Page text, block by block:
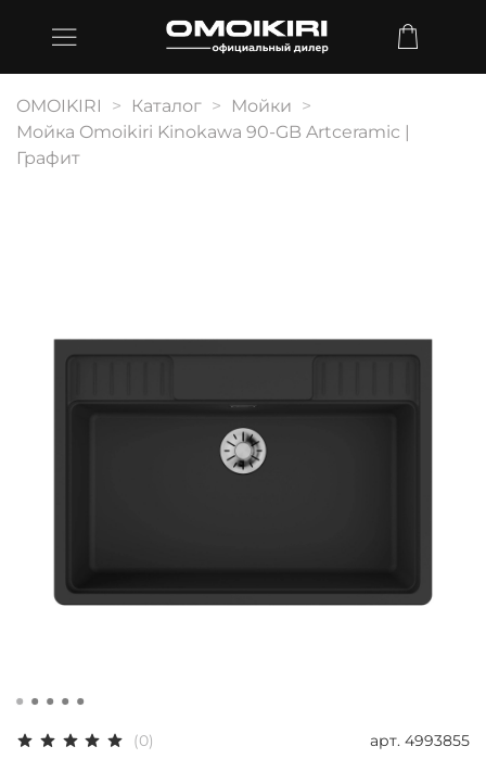
OMOIKIRI Каталог
Мойки
Мойка Omoikiri Kinokawa 90-GB Artceramic |
Графит
(0) арт. 4993855